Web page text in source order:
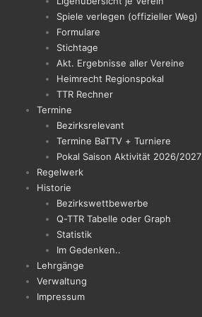
Spiele verlegen (offizieller Weg)
Formulare
Stichtage
Akt. Ergebnisse aller Vereine
Heimrecht Regionspokal
TTR Rechner
Termine
Bezirksrelevant
Termine BaTTV + Turniere
Pokal Saison Aktivität 2026/2027
Regelwerk
Historie
Bezirkswettbewerbe
Q-TTR Tabelle oder Graph
Statistik
Im Gedenken..
Lehrgänge
Verwaltung
Impressum